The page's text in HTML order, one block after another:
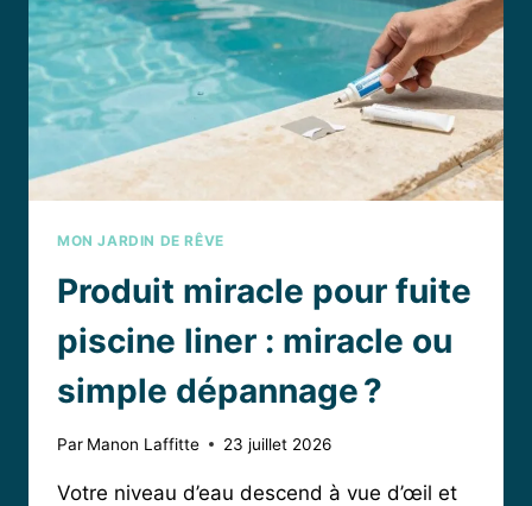
VRAIMENT
SAVOIR
AVANT
DE
PLONGER
MON JARDIN DE RÊVE
Produit miracle pour fuite
piscine liner : miracle ou
simple dépannage ?
Par Manon Laffitte 23 juillet 2026
Votre niveau d’eau descend à vue d’œil et